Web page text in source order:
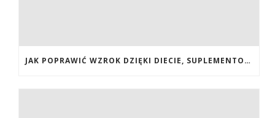
JAK POPRAWIĆ WZROK DZIĘKI DIECIE, SUPLEMENTOM BOGATYM W ANTYOKSYDANTY I WITAMINY. JAK POPRAWIĆ WZROK? DIETA NA LEPSZY WZROK. LUTEINA NA WZROK. WITAMINY NA WZROK.